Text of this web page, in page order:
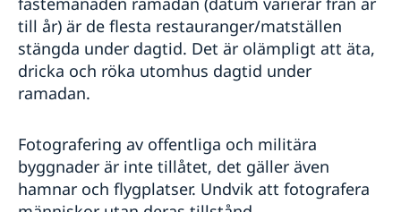
till år) är de flesta restauranger/matställen
stängda under dagtid. Det är olämpligt att äta,
dricka och röka utomhus dagtid under
ramadan.
Fotografering av offentliga och militära
byggnader är inte tillåtet, det gäller även
hamnar och flygplatser. Undvik att fotografera